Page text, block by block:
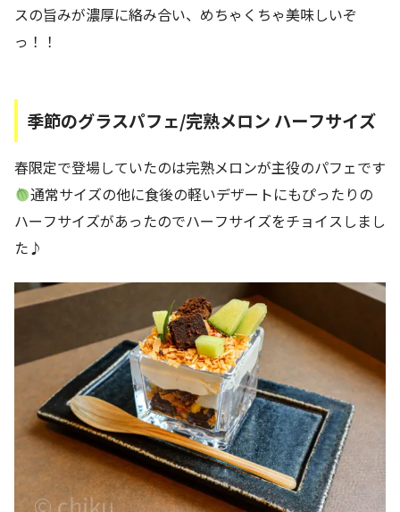
スの旨みが濃厚に絡み合い、めちゃくちゃ美味しいぞ
っ！！
季節のグラスパフェ/完熟メロン ハーフサイズ
春限定で登場していたのは完熟メロンが主役のパフェです
通常サイズの他に食後の軽いデザートにもぴったりの
ハーフサイズがあったのでハーフサイズをチョイスしまし
た♪